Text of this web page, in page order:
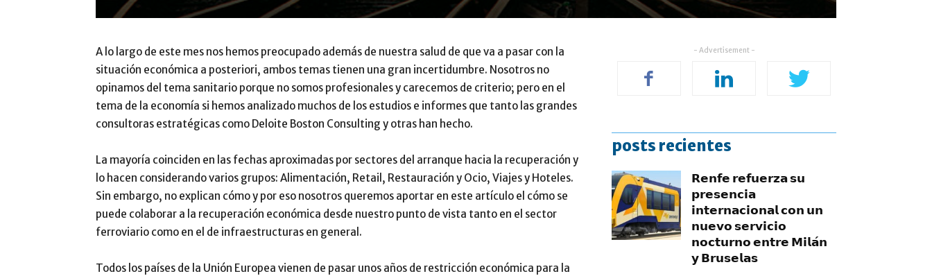
A lo largo de este mes nos hemos preocupado además de nuestra salud de que va a pasar con la
situación económica a posteriori, ambos temas tienen una gran incertidumbre. Nosotros no
opinamos del tema sanitario porque no somos profesionales y carecemos de criterio; pero en el
tema de la economía si hemos analizado muchos de los estudios e informes que tanto las grandes
consultoras estratégicas como Deloite Boston Consulting y otras han hecho.
La mayoría coinciden en las fechas aproximadas por sectores del arranque hacia la recuperación y
lo hacen considerando varios grupos: Alimentación, Retail, Restauración y Ocio, Viajes y Hoteles.
Sin embargo, no explican cómo y por eso nosotros queremos aportar en este artículo el cómo se
puede colaborar a la recuperación económica desde nuestro punto de vista tanto en el sector
ferroviario como en el de infraestructuras en general.
Todos los países de la Unión Europea vienen de pasar unos años de restricción económica para la
- Advertisement -
posts recientes
𝗥𝗲𝗻𝗳𝗲 𝗿𝗲𝗳𝘂𝗲𝗿𝘇𝗮 𝘀𝘂
𝗽𝗿𝗲𝘀𝗲𝗻𝗰𝗶𝗮
𝗶𝗻𝘁𝗲𝗿𝗻𝗮𝗰𝗶𝗼𝗻𝗮𝗹 𝗰𝗼𝗻 𝘂𝗻
𝗻𝘂𝗲𝘃𝗼 𝘀𝗲𝗿𝘃𝗶𝗰𝗶𝗼
𝗻𝗼𝗰𝘁𝘂𝗿𝗻𝗼 𝗲𝗻𝘁𝗿𝗲 𝗠𝗶𝗹𝗮́𝗻
𝘆 𝗕𝗿𝘂𝘀𝗲𝗹𝗮𝘀